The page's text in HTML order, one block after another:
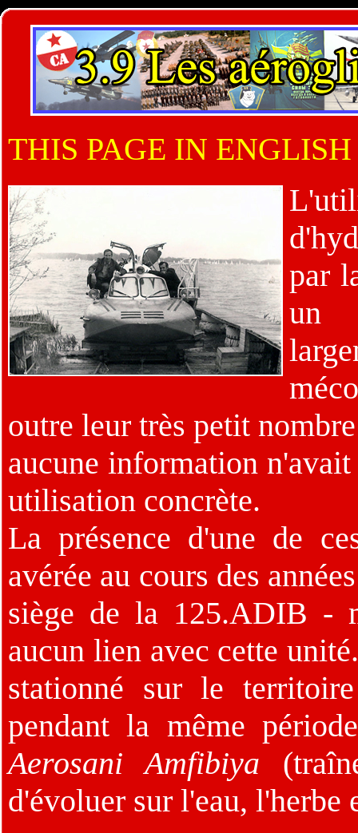
THIS PAGE IN
par
outre leur très petit
aucune information
utilisation concrète.
La présence d'une de
avérée au cours des
siège de la 125.ADIB -
aucun lien avec cette
stationné sur le
pendant la même
Aerosani Amfibiya
d'évoluer sur l'eau, l'herbe